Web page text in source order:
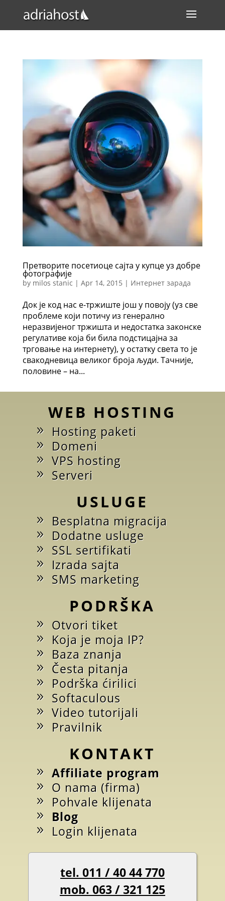
Претворите посетиоце сајта у купце уз добре
фотографије
by milos stanic | Apr 14, 2015 | Интернет зарада
Док је код нас е-тржиште још у повоју (уз све
проблеме који потичу из генерално
неразвијеног тржишта и недостатка законске
регулативе која би била подстицајна за
трговање на интернету), у остатку света то је
свакодневица великог броја људи. Тачније,
половине – на...
WEB HOSTING
Hosting paketi
Domeni
VPS hosting
Serveri
USLUGE
Besplatna migracija
Dodatne usluge
SSL sertifikati
Izrada sajta
SMS marketing
PODRŠKA
Otvori tiket
Koja je moja IP?
Baza znanja
Česta pitanja
Podrška ćirilici
Softaculous
Video tutorijali
Pravilnik
KONTAKT
Affiliate program
O nama (firma)
Pohvale klijenata
Blog
Login klijenata
tel. 011 / 40 44 770
mob. 063 / 321 125